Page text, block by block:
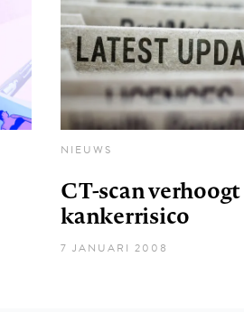
NIEUWS
CT-scan verhoogt
kankerrisico
7 JANUARI 2008